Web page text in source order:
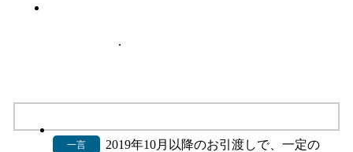
一言
2019年10月以降のお引渡しで、一定の